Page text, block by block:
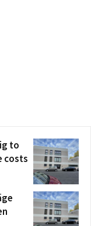
to
costs